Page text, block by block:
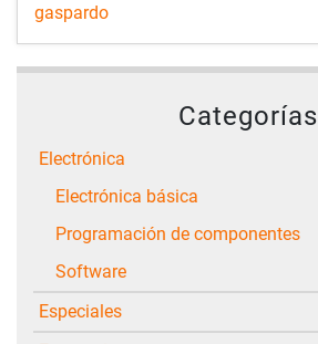
gaspardo
Categorías
Electrónica
Electrónica básica
Programación de componentes
Software
Especiales